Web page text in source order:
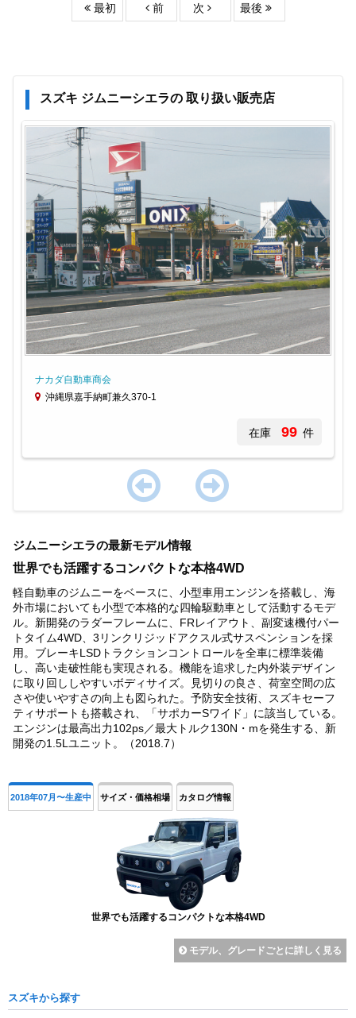
最初 前 次 最後
スズキ ジムニーシエラの 取り扱い販売店
ナカダ自動車商会
沖縄県嘉手納町兼久370-1
在庫 99 件
of
1
ジムニーシエラの最新モデル情報
世界でも活躍するコンパクトな本格4WD
軽自動車のジムニーをベースに、小型車用エンジンを搭載し、海
外市場においても小型で本格的な四輪駆動車として活動するモデ
ル。新開発のラダーフレームに、FRレイアウト、副変速機付パー
トタイム4WD、3リンクリジッドアクスル式サスペンションを採
用。ブレーキLSDトラクションコントロールを全車に標準装備
し、高い走破性能も実現される。機能を追求した内外装デザイン
に取り回ししやすいボディサイズ。見切りの良さ、荷室空間の広
さや使いやすさの向上も図られた。予防安全技術、スズキセーフ
ティサポートも搭載され、「サポカーSワイド」に該当している。
エンジンは最高出力102ps／最大トルク130N・mを発生する、新
開発の1.5Lユニット。（2018.7）
2018年07月〜生産中 サイズ・価格相場 カタログ情報
世界でも活躍するコンパクトな本格4WD
モデル、グレードごとに詳しく見る
スズキから探す